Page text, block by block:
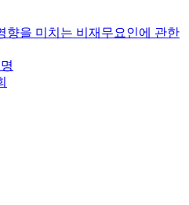
향을 미치는 비재무요인에 관한